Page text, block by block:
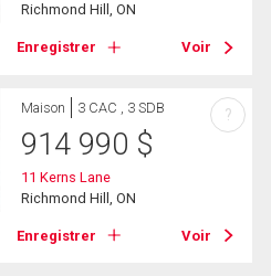
Richmond Hill, ON
Enregistrer Voir
Maison 3 CAC , 3 SDB
914 990 $
11 Kerns Lane
Richmond Hill, ON
Enregistrer Voir
?